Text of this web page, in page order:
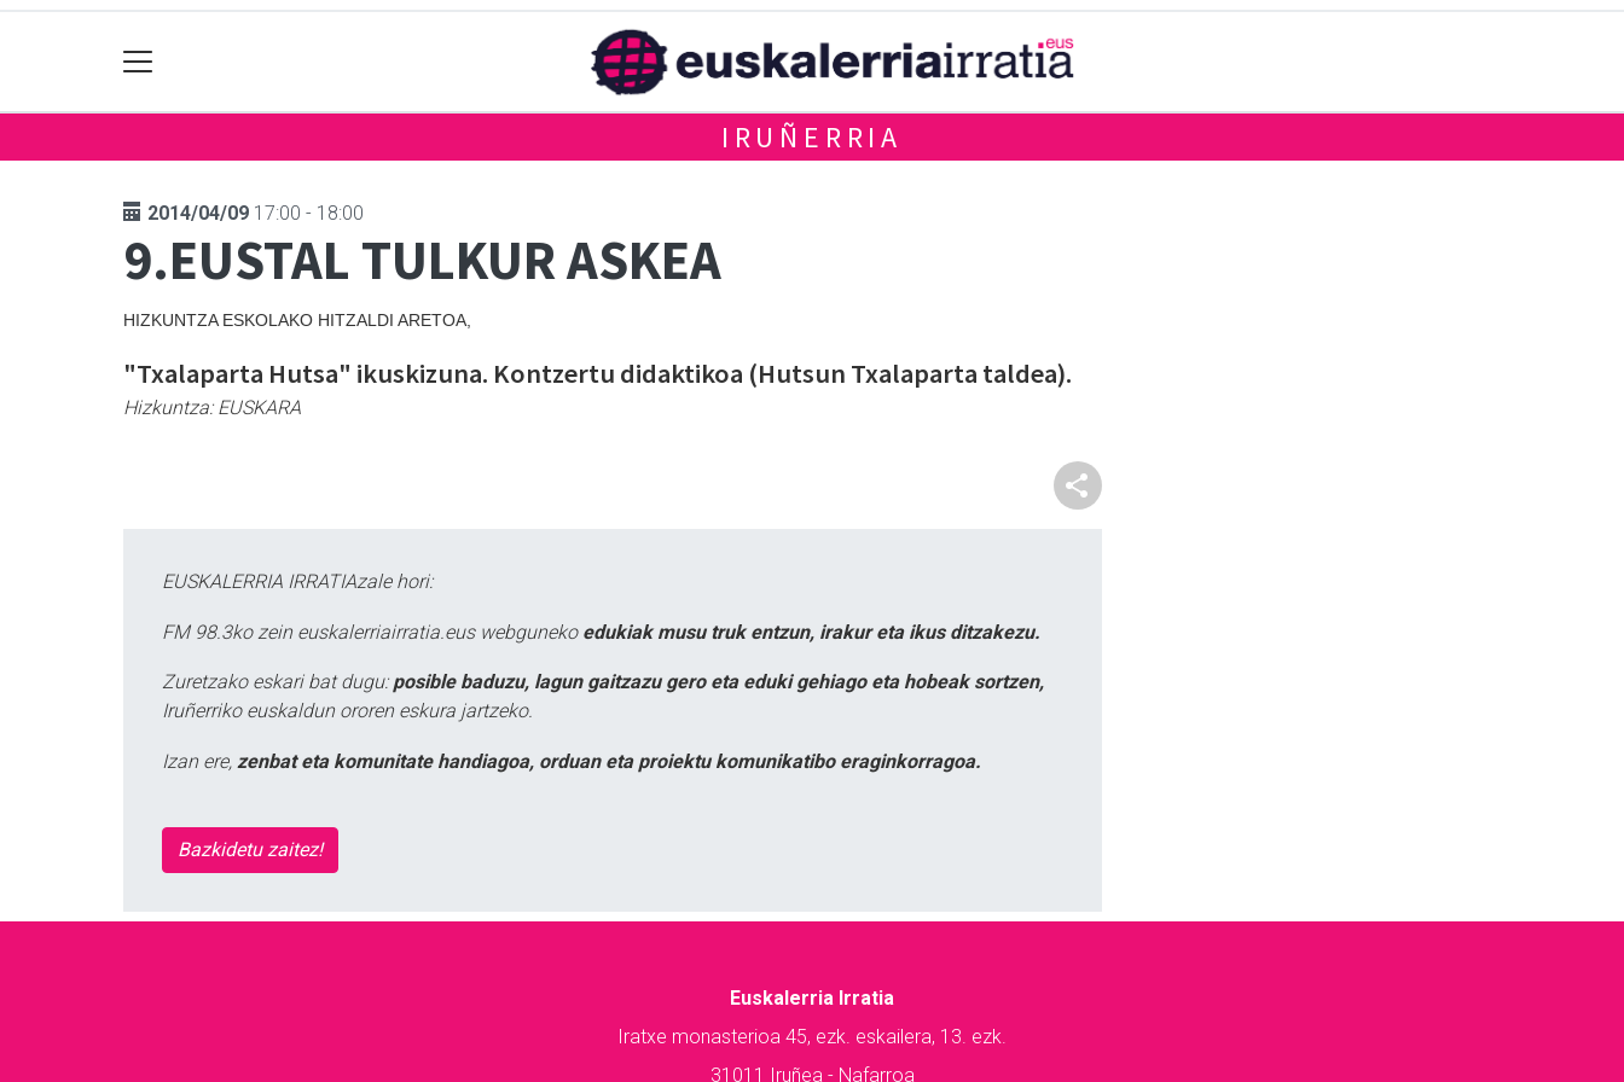
IRUÑERRIA
2014/04/09 17:00 - 18:00
9.EUSTAL TULKUR ASKEA
HIZKUNTZA ESKOLAKO HITZALDI ARETOA,
"Txalaparta Hutsa" ikuskizuna. Kontzertu didaktikoa (Hutsun Txalaparta taldea).
Hizkuntza:EUSKARA
EUSKALERRIA IRRATIAzale hori:
FM 98.3ko zein euskalerriairratia.eus webguneko edukiak musu truk entzun, irakur eta ikus ditzakezu.
Zuretzako eskari bat dugu: posible baduzu, lagun gaitzazu gero eta eduki gehiago eta hobeak sortzen,
Iruñerriko euskaldun ororen eskura jartzeko.
Izan ere, zenbat eta komunitate handiagoa, orduan eta proiektu komunikatibo eraginkorragoa.
Bazkidetu zaitez!
Euskalerria Irratia
Iratxe monasterioa 45, ezk. eskailera, 13. ezk.
31011 Iruñea - Nafarroa